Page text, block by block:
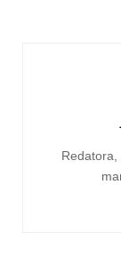
Redatora,